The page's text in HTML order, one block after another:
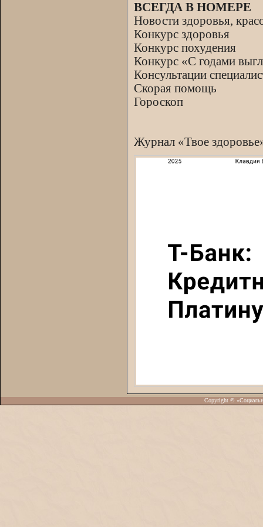
ВСЕГДА В НОМЕРЕ
Новости здоровья,
Конкурс здоровья
Конкурс похудения
Конкурс «С годами
Консультации
Скорая помощь
Гороскоп
Журнал «Твое
Copyright ©